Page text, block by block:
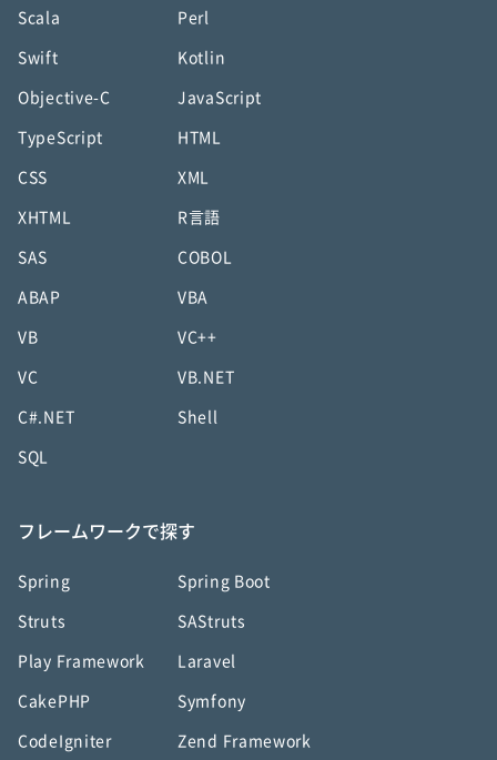
Scala Perl
Swift Kotlin
Objective-C JavaScript
TypeScript HTML
CSS XML
XHTML R言語
SAS COBOL
ABAP VBA
VB VC++
VC VB.NET
C#.NET Shell
SQL
フレームワークで探す
Spring Spring Boot
Struts SAStruts
Play Framework Laravel
CakePHP Symfony
CodeIgniter Zend Framework